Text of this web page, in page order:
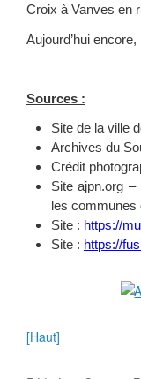
Croix à Vanves en
Aujourd’hui
Sources :
Site de la ville
Archives du
Crédit
Site ajpn.org
les communes
Site : https://
Site : https://
[Haut]